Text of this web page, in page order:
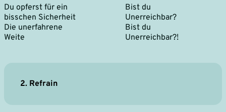
Du opferst für ein
bisschen Sicherheit
Die unerfahrene
Weite
Bist du
Unerreichbar?
Bist du
Unerreichbar?!
2. Refrain